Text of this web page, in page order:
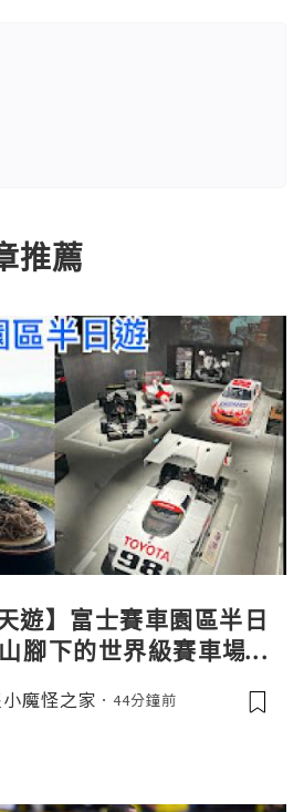
推薦
遊】富士賽車園區半日
腳下的世界級賽車場 F
。參觀富士賽車博物
邊觀賞賽車邊嘆午餐
魔怪之家 44分鐘前